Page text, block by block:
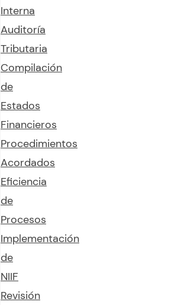
Interna
Auditoría
Tributaria
Compilación
de
Estados
Financieros
Procedimientos
Acordados
Eficiencia
de
Procesos
Implementación
de
NIIF
Revisión